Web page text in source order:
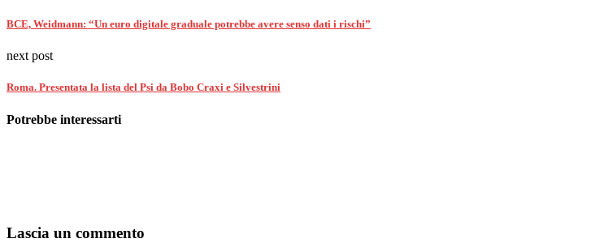
BCE, Weidmann: “Un euro digitale graduale potrebbe avere senso dati i rischi”
next post
Roma. Presentata la lista del Psi da Bobo Craxi e Silvestrini
Potrebbe interessarti
Lascia un commento